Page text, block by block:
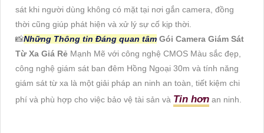
sát khi người dùng không có mặt tại nơi gắn camera, đồng
thời cũng giúp phát hiện và xử lý sự cố kịp thời.
📸Những Thông tin Đáng quan tâm Gói Camera Giám Sát
Từ Xa Giá Rẻ Mạnh Mẽ với công nghệ CMOS Màu sắc đẹp,
công nghệ giám sát ban đêm Hồng Ngoại 30m và tính năng
giám sát từ xa là một giải pháp an ninh an toàn, tiết kiệm chi
phí và phù hợp cho việc bảo vệ tài sản và Tin hơn an ninh.